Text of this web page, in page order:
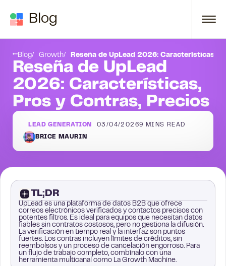
Blog
Blog Growth Reseña de UpLead 2026: Características,
Reseña de UpLead
2026: Características,
Pros y Contras, Precios
LEAD GENERATION 03/04/20269 MINS READ
BRICE MAURIN
TL;DR
UpLead es una plataforma de datos B2B que ofrece
correos electrónicos verificados y contactos precisos con
potentes filtros. Es ideal para equipos que necesitan datos
fiables sin contratos costosos, pero no gestiona la difusión.
La verificación en tiempo real y la interfaz son puntos
fuertes. Los contras incluyen límites de créditos, sin
reembolsos y un proceso de cancelación engorroso. Para
un flujo de trabajo completo, combínalo con una
herramienta multicanal como La Growth Machine.